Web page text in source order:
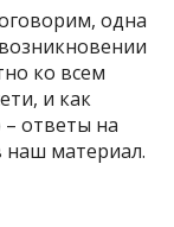
одна
ко всем
и как
ответы на
наш материал.